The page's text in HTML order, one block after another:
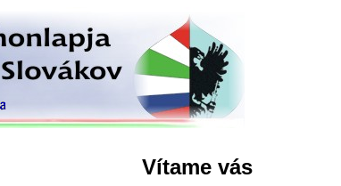
Vítame vás